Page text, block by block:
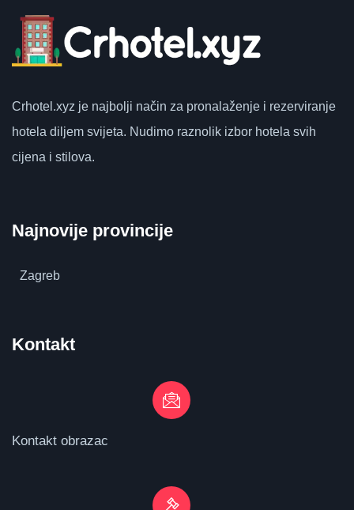
Crhotel.xyz je najbolji način za pronalaženje i rezerviranje
hotela diljem svijeta. Nudimo raznolik izbor hotela svih
cijena i stilova.
Najnovije provincije
Zagreb
Kontakt
Kontakt obrazac